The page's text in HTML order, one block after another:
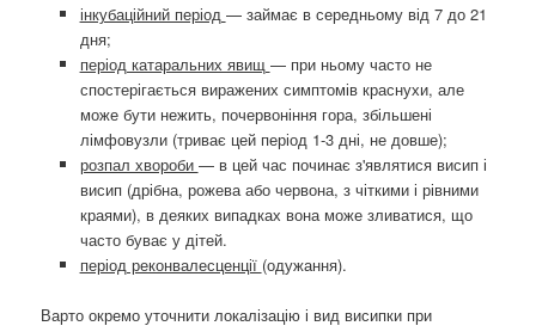
інкубаційний період — займає в середньому від 7 до 21
дня;
період катаральних явищ — при ньому часто не
спостерігається виражених симптомів краснухи, але
може бути нежить, почервоніння гора, збільшені
лімфовузли (триває цей період 1-3 дні, не довше);
розпал хвороби — в цей час починає з'являтися висип і
висип (дрібна, рожева або червона, з чіткими і рівними
краями), в деяких випадках вона може зливатися, що
часто буває у дітей.
період реконвалесценції (одужання).
Варто окремо уточнити локалізацію і вид висипки при